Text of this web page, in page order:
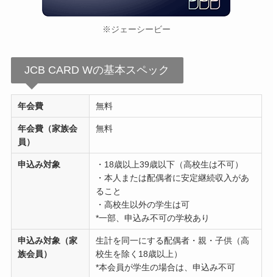
※ジェーシービー
JCB CARD Wの基本スペック
年会費 無料
年会費（家族会
員）
無料
申込み対象
・18歳以上39歳以下（高校生は不可）
・本人または配偶者に安定継続収入があ
ること
・高校生以外の学生は可
*一部、申込み不可の学校あり
申込み対象（家
族会員）
生計を同一にする配偶者・親・子供（高
校生を除く18歳以上）
*本会員が学生の場合は、申込み不可